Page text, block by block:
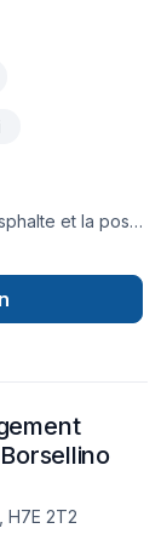
et la pose
Nous
à réaliser
H7E 2T2